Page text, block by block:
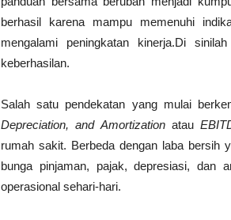
berhasil karena mampu memenuhi
mengalami peningkatan kinerja.Di
keberhasilan.
Salah satu pendekatan yang mulai
Depreciation, and Amortizationatau
rumah sakit. Berbeda dengan laba bersih
bunga pinjaman, pajak, depresiasi, dan
operasional sehari-hari.